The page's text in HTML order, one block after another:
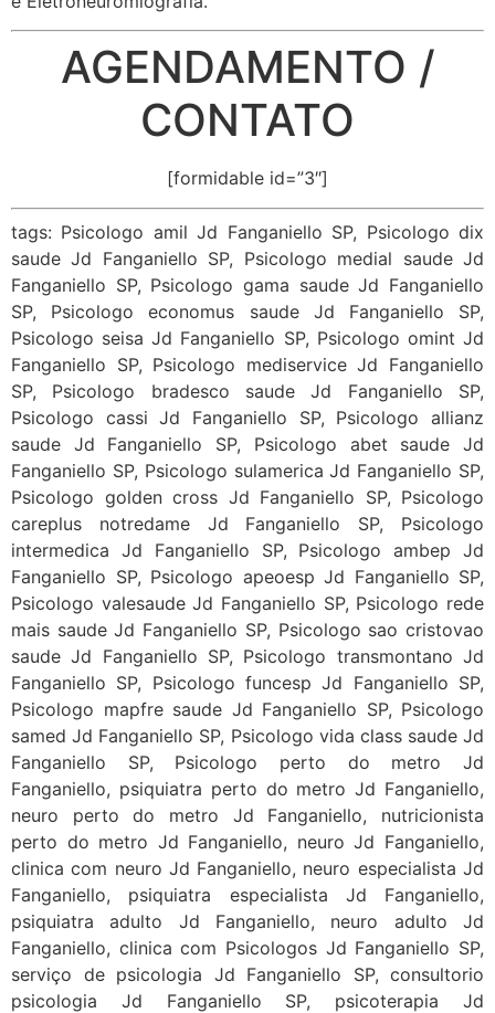
AGENDAMENTO /
CONTATO
[formidable id=”3″]
tags: Psicologo amil Jd Fanganiello SP, Psicologo dix
saude Jd Fanganiello SP, Psicologo medial saude Jd
Fanganiello SP, Psicologo gama saude Jd Fanganiello
SP, Psicologo economus saude Jd Fanganiello SP,
Psicologo seisa Jd Fanganiello SP, Psicologo omint Jd
Fanganiello SP, Psicologo mediservice Jd Fanganiello
SP, Psicologo bradesco saude Jd Fanganiello SP,
Psicologo cassi Jd Fanganiello SP, Psicologo allianz
saude Jd Fanganiello SP, Psicologo abet saude Jd
Fanganiello SP, Psicologo sulamerica Jd Fanganiello SP,
Psicologo golden cross Jd Fanganiello SP, Psicologo
careplus notredame Jd Fanganiello SP, Psicologo
intermedica Jd Fanganiello SP, Psicologo ambep Jd
Fanganiello SP, Psicologo apeoesp Jd Fanganiello SP,
Psicologo valesaude Jd Fanganiello SP, Psicologo rede
mais saude Jd Fanganiello SP, Psicologo sao cristovao
saude Jd Fanganiello SP, Psicologo transmontano Jd
Fanganiello SP, Psicologo funcesp Jd Fanganiello SP,
Psicologo mapfre saude Jd Fanganiello SP, Psicologo
samed Jd Fanganiello SP, Psicologo vida class saude Jd
Fanganiello SP, Psicologo perto do metro Jd
Fanganiello, psiquiatra perto do metro Jd Fanganiello,
neuro perto do metro Jd Fanganiello, nutricionista
perto do metro Jd Fanganiello, neuro Jd Fanganiello,
clinica com neuro Jd Fanganiello, neuro especialista Jd
Fanganiello, psiquiatra especialista Jd Fanganiello,
psiquiatra adulto Jd Fanganiello, neuro adulto Jd
Fanganiello, clinica com Psicologos Jd Fanganiello SP,
serviço de psicologia Jd Fanganiello SP, consultorio
psicologia Jd Fanganiello SP, psicoterapia Jd